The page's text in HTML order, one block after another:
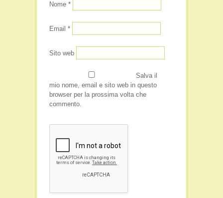
Nome *
Email *
Sito web
Salva il
mio nome, email e sito web in questo
browser per la prossima volta che
commento.